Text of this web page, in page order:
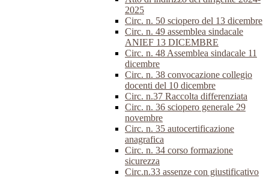
2025
Circ. n. 50 sciopero del 13 dicembre
Circ. n. 49 assemblea sindacale
ANIEF 13 DICEMBRE
Circ. n. 48 Assemblea sindacale 11
dicembre
Circ. n. 38 convocazione collegio
docenti del 10 dicembre
Circ. n.37 Raccolta differenziata
Circ. n. 36 sciopero generale 29
novembre
Circ. n. 35 autocertificazione
anagrafica
Circ. n. 34 corso formazione
sicurezza
Circ.n.33 assenze con giustificativo